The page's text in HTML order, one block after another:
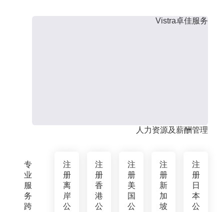
专
业
服
务
跨
Vistra卓佳服务
人力资源及薪酬管理
注
册
离
岸
公
注
册
香
港
公
注
册
美
国
公
注
册
新
加
坡
注
册
日
本
公